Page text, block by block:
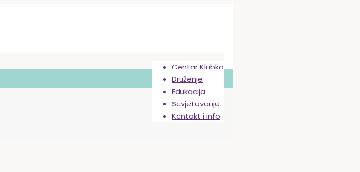
Centar Klubko
Druženje
Edukacija
Savjetovanje
Kontakt i info